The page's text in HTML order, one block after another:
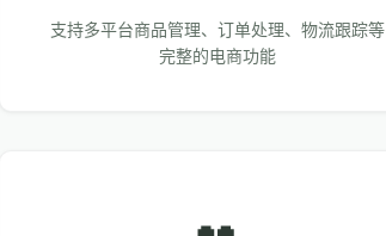
支持多平台商品管理、订单处理、物流跟踪等
完整的电商功能